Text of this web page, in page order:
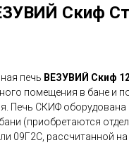
Скиф
печь ВЕЗУВИЙ Скиф
помещения в бане и
Печь СКИФ
(приобретаются
09Г2С, рассчитанной